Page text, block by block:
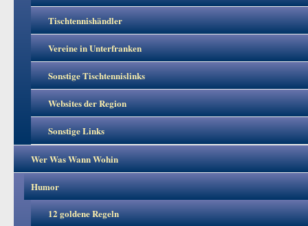
Tischtennishändler
Vereine in Unterfranken
Sonstige Tischtennislinks
Websites der Region
Sonstige Links
Wer Was Wann Wohin
Humor
12 goldene Regeln